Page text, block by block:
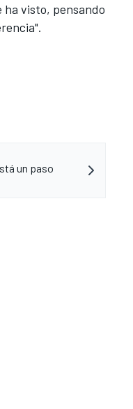
ha visto, pensando
un paso